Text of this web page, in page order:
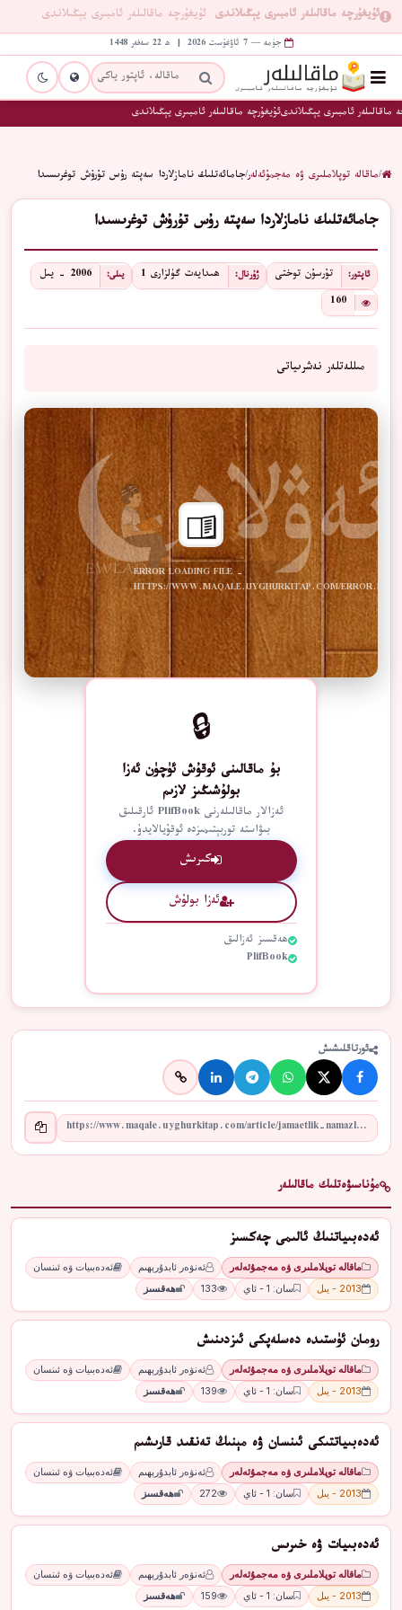
ئۇيغۇرچە ماقالىلەر ئامبىرى يېڭىلاندى ئۇيغۇرچە ماقالىلەر ئامبىرى يېڭىلاندى
جۈمە — 7 ئاۋغۇست 2026 | ھ 22 سەفەر 1448
ماقالىلەر ئامبىرى يېڭىلاندىئۇيغۇرچە ماقالىلەر ئامبىرى يېڭىلاندى
/ماقالە توپلاملىرى ۋە مەجمۇئەلەر/جامائەتلىك نامازلاردا سەپتە رۇس تۇرۇش توغرىسىدا
جامائەتلىك نامازلاردا سەپتە رۇس تۇرۇش توغرىسىدا
ئاپتور: تۇرسۇن توختى ژۇرنال: ھىدايەت گۈلزارى 1 يىلى:
2006 - يىل
160
مىللەتلەر نەشرىياتى
ERROR LOADING FILE -
HTTPS://WWW.MAQALE.UYGHURKITAP.COM/ERROR.PDF
🔒
بۇ ماقالىنى ئوقۇش ئۈچۈن ئەزا
بولۇشىڭىز لازىم
ئەزالار ماقالىلەرنى PlifBook ئارقىلىق
بىۋاستە توربېتىمىزدە ئوقۇيالايدۇ.
كىرىش
ئەزا بولۇش
ھەقسىز ئەزالىق
PlifBook
ئورتاقلىشىش
مۇناسىۋەتلىك ماقالىلەر
ئەدەبىياتنىڭ ئالىمى چەكسىز
ماقالە توپلاملىرى ۋە مەجمۇئەلەر ئەنۋەر ئابدۇرېھىم
ئەدەبىيات ۋە ئىنسان
2013 - يىل
سان: 1 - ئاي 133 ھەقسىز
رومان ئۈستىدە دەسلەپكى ئىزدىنىش
ماقالە توپلاملىرى ۋە مەجمۇئەلەر ئەنۋەر ئابدۇرېھىم
ئەدەبىيات ۋە ئىنسان
2013 - يىل
سان: 1 - ئاي 139 ھەقسىز
ئەدەبىياتتىكى ئىنسان ۋە مېنىڭ تەنقىد قارىشىم
ماقالە توپلاملىرى ۋە مەجمۇئەلەر ئەنۋەر ئابدۇرېھىم
ئەدەبىيات ۋە ئىنسان
2013 - يىل
سان: 1 - ئاي 272 ھەقسىز
ئەدەبىيات ۋە خىرىس
ماقالە توپلاملىرى ۋە مەجمۇئەلەر ئەنۋەر ئابدۇرېھىم
ئەدەبىيات ۋە ئىنسان
2013 - يىل
سان: 1 - ئاي 159 ھەقسىز